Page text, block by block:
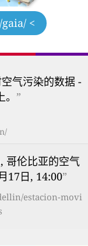
<
气污染的数据 -
”
伦比亚的空气
17日, 14:00”
estacion-movi